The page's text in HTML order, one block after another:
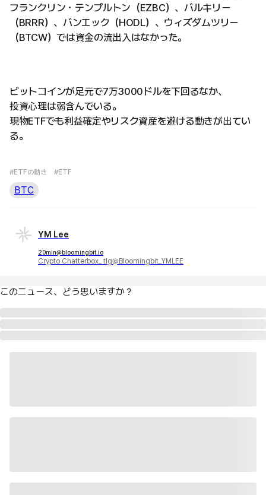
フランクリン・テンプルトン（EZBC）、バルキリー
（BRRR）、バンエック（HODL）、ウィズダムツリー
（BTCW）では資金の流出入はなかった。
ビットコインが足元で7万3000ドルを下回るなか、
投資心理は弱含んでいる。
現物ETFでも利益確定やリスク資産を避ける動きが出てい
る。
#ETFの動き #ETF
BTC
YM Lee
20min@bloomingbit.io
Crypto Chatterbox_ tlg@Bloomingbit_YMLEE
このニュース、どう思いますか？